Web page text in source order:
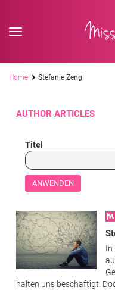
Pfadnavigation
Home Stefanie Zeng
AUTHOR ARTICLES
Titel
In
halten uns beschäftigt.